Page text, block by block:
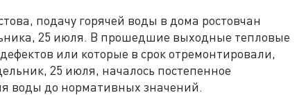
подачу горячей воды в дома ростовчан
25 июля. В прошедшие выходные тепловые
или которые в срок отремонтировали,
25 июля, началось постепенное
воды до нормативных значений.